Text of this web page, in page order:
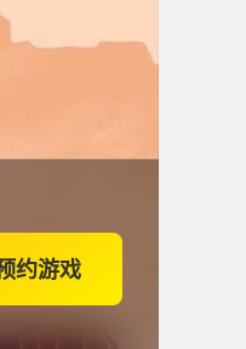
约游戏